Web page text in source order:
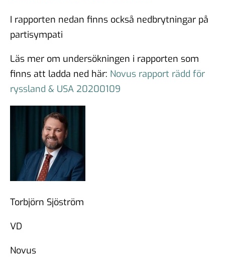
I rapporten nedan finns också nedbrytningar på
partisympati
Läs mer om undersökningen i rapporten som
finns att ladda ned här: Novus rapport rädd för
ryssland & USA 20200109
Torbjörn Sjöström
VD
Novus